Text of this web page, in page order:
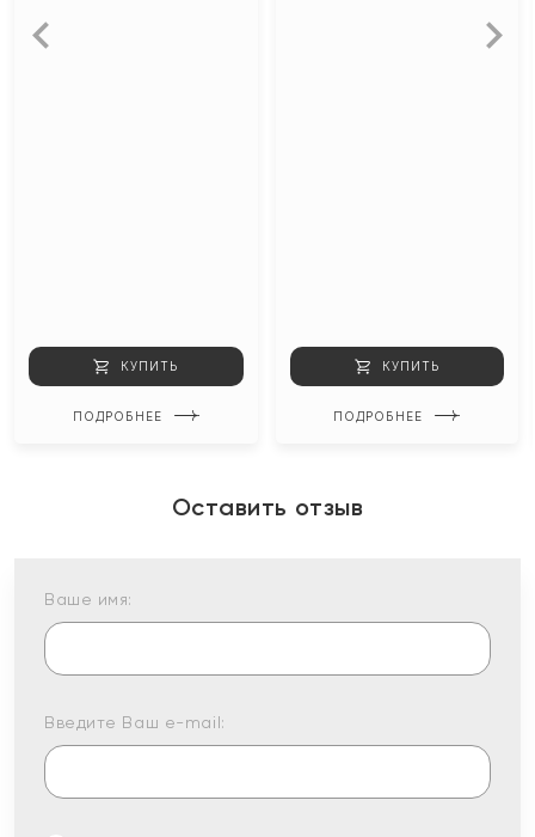
КУПИТЬ
ПОДРОБНЕЕ
КУПИТЬ
ПОДРОБНЕЕ
Оставить отзыв
Ваше имя:
Введите Ваш e-mail: